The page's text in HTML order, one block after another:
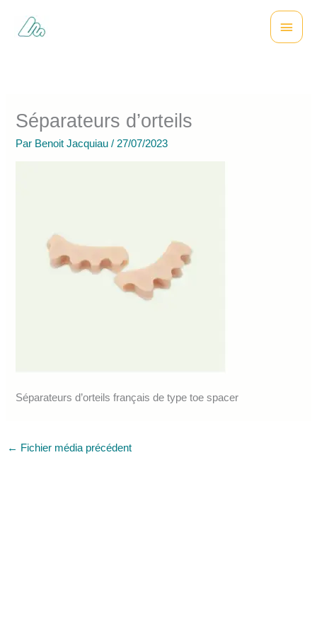
contenu
Menu
Séparateurs d’orteils
Par Benoit Jacquiau/ 27/07/2023
Séparateurs d’orteils français de type toe spacer
← Fichier média précédent